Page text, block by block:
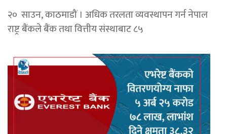
२० साउन, काठमाडौं । अधिक तरलता व्यवस्थापन गर्न नेपाल
राष्ट्र बैंकले बैंक तथा वित्तीय संस्थाबाट ८५